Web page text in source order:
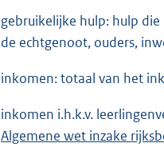
gebruikelijke hulp: hulp
de echtgenoot, ouders,
inkomen: totaal van het
inkomen i.h.k.v.
Algemene wet inzake